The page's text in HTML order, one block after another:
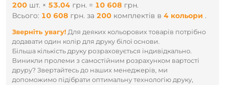
200 шт. × 53.04 грн. = 10 608 грн.
Всього: 10 608 грн. за 200 комплектів в 4 кольори .
Зверніть увагу! Для деяких кольорових товарів потрібно
додавати один колір для друку білої основи.
Більша кількість друку розраховується індивідкально.
Виникли пролеми з самостійним розрахунком вартості
друру? Звертайтесь до наших менеджерів, ми
допоможимо підібрати оптимальну технологію друку,